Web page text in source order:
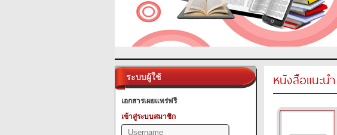
ระบบผู้ใช้
เอกสารเผยแพร่ฟรี
เข้าสู่ระบบสมาชิก
หนังสือแนะนำ